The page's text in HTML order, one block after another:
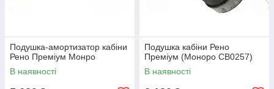
Подушка-амортизатор кабіни
Рено Преміум Монро
В наявності
Подушка кабіни Рено
Преміум (Моноро CB0257)
В наявності